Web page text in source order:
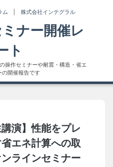
ム 株式会社インテグラル
ナー開催レ
ト
操作セミナーや耐震・構造・省エ
の開催報告です
講演】性能をプレ
エネ計算への取
ラインセミナー